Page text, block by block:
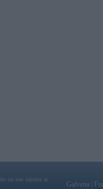
un nav saistīts ar
Galvena